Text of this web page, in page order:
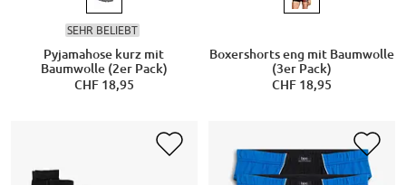
SEHR BELIEBT
Pyjamahose kurz mit
Baumwolle (2er Pack)
CHF 18,95
Boxershorts eng mit Baumwolle
(3er Pack)
CHF 18,95